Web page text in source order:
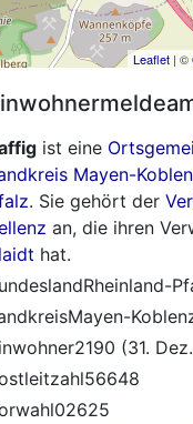
Leaflet | ©
ist eine
Mayen-
. Sie gehört der
an, die ihren
hat.
(31.